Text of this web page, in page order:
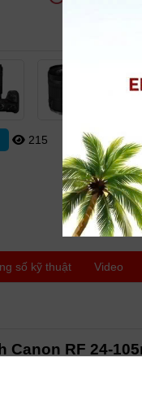
215 0
số kỹ thuật Video
Canon RF 24-